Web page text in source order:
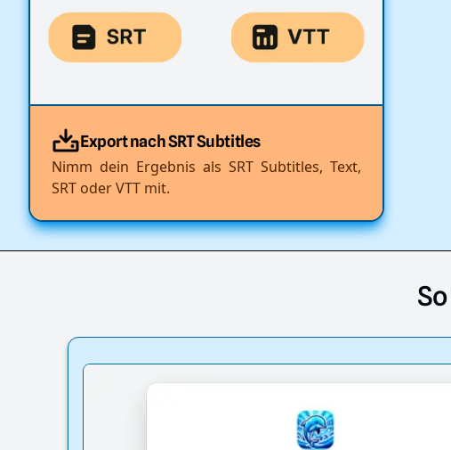
Export nach SRT Subtitles
Nimm dein Ergebnis als SRT Subtitles, Text,
SRT oder VTT mit.
So